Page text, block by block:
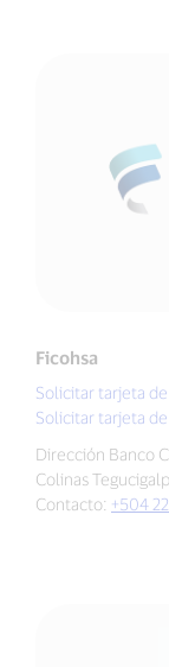
Ficohsa
Solicitar tarjeta
Solicitar tarjeta
Dirección Banco
Colinas
Contacto: +504